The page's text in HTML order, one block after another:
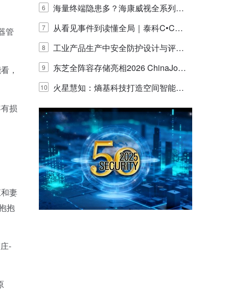
管
，
损
妻
抱
-
E IQ 3.20开启安防运营智能新时代
6
海量终端隐患多？海康威视全系列物
联安全产品，四层守护更放心！
7
从看见事件到读懂全局｜泰科C•CUR
E IQ 3.20开启安防运营智能新时代
8
工业产品生产中安全防护设计与评估
的实践与探讨
9
东芝全阵容存储亮相2026 ChinaJo
y，以海量数据底座赋能“与AI同游”新
体验
10
火星慧知：熵基科技打造空间智能时
代的认知中枢